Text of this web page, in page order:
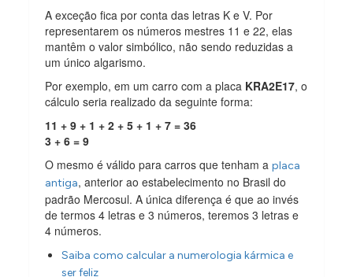
A exceção fica por conta das letras K e V. Por
representarem os números mestres 11 e 22, elas
mantêm o valor simbólico, não sendo reduzidas a
um único algarismo.
Por exemplo, em um carro com a placa KRA2E17, o
cálculo seria realizado da seguinte forma:
11 + 9 + 1 + 2 + 5 + 1 + 7 = 36
3 + 6 = 9
O mesmo é válido para carros que tenham aplaca
antiga, anterior ao estabelecimento no Brasil do
padrão Mercosul. A única diferença é que ao invés
de termos 4 letras e 3 números, teremos 3 letras e
4 números.
Saiba como calcular a numerologia kármica e
ser feliz